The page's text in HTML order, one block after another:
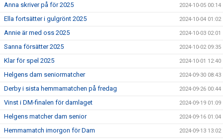
Anna skriver på för 2025 2024-10-05 00:14
Ella fortsätter i gulgrönt 2025 2024-10-04 01:02
Annie är med oss 2025 2024-10-03 02:01
Sanna försätter 2025 2024-10-02 09:35
Klar för spel 2025 2024-10-01 12:40
Helgens dam seniormatcher 2024-09-30 08:43
Derby i sista hemmamatchen på fredag 2024-09-26 00:44
Vinst i DM-finalen för damlaget 2024-09-19 01:09
Helgens matcher dam senior 2024-09-16 01:04
Hemmamatch imorgon för Dam 2024-09-13 13:02